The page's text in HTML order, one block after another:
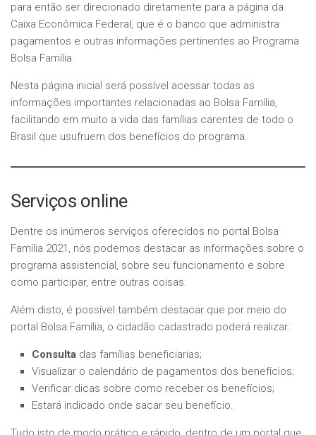
para então ser direcionado diretamente para a página da
Caixa Econômica Federal, que é o banco que administra
pagamentos e outras informações pertinentes ao Programa
Bolsa Família.
Nesta página inicial será possível acessar todas as
informações importantes relacionadas ao Bolsa Família,
facilitando em muito a vida das famílias carentes de todo o
Brasil que usufruem dos benefícios do programa.
Serviços online
Dentre os inúmeros serviços oferecidos no portal Bolsa
Família 2021, nós podemos destacar as informações sobre o
programa assistencial, sobre seu funcionamento e sobre
como participar, entre outras coisas.
Além disto, é possível também destacar que por meio do
portal Bolsa Família, o cidadão cadastrado poderá realizar:
Consulta das famílias beneficiarias;
Visualizar o calendário de pagamentos dos benefícios;
Verificar dicas sobre como receber os benefícios;
Estará indicado onde sacar seu benefício.